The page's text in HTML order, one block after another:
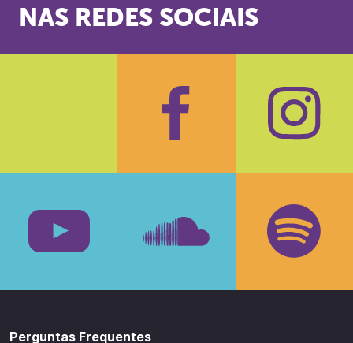
NAS REDES SOCIAIS
Facebook
Perguntas Frequentes